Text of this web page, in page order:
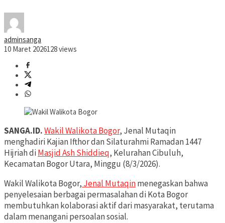
adminsanga
10 Maret 2026128 views
SANGA.ID.Wakil Walikota Bogor, Jenal Mutaqin
menghadiri Kajian Ifthor dan Silaturahmi Ramadan 1447
Hijriah diMasjid Ash Shiddieq, Kelurahan Cibuluh,
Kecamatan Bogor Utara, Minggu (8/3/2026).
Wakil Walikota Bogor, Jenal Mutaqinmenegaskan bahwa
penyelesaian berbagai permasalahan di Kota Bogor
membutuhkan kolaborasi aktif dari masyarakat, terutama
dalam menangani persoalan sosial.